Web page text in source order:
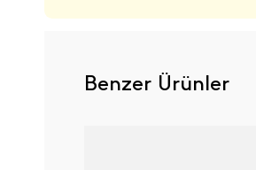
Benzer Ürünler